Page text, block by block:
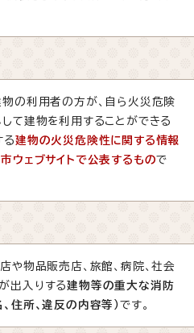
物の利用者の方が、自ら火災危険
て建物を利用することができる
る建物の火災危険性に関する情報
ウェブサイトで公表するもので
や物品販売店、旅館、病院、社会
出入りする建物等の重大な消防
住所、違反の内容等）です。